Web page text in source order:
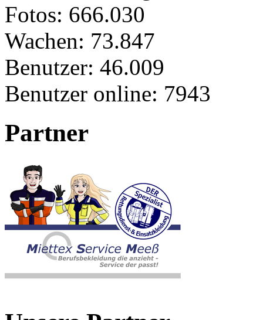
Fotos: 666.030
Wachen: 73.847
Benutzer: 46.009
Benutzer online: 7943
Partner